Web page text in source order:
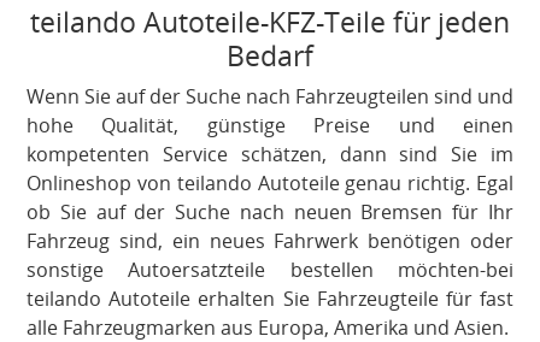
teilando Autoteile-KFZ-Teile für jeden
Bedarf
Wenn Sie auf der Suche nach Fahrzeugteilen sind und
hohe Qualität, günstige Preise und einen
kompetenten Service schätzen, dann sind Sie im
Onlineshop von teilando Autoteile genau richtig. Egal
ob Sie auf der Suche nach neuen Bremsen für Ihr
Fahrzeug sind, ein neues Fahrwerk benötigen oder
sonstige Autoersatzteile bestellen möchten-bei
teilando Autoteile erhalten Sie Fahrzeugteile für fast
alle Fahrzeugmarken aus Europa, Amerika und Asien.